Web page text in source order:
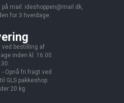
på mail: ideshoppen@mail.dk,
for 3 hverdage.
ved bestilling af
inden kl. 16.00.
- Opnå fri fragt ved
GLS pakkeshop
20 kg.